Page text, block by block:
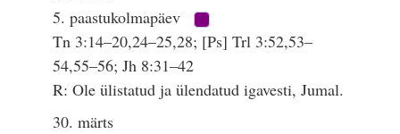
5. paastukolmapäev
Tn 3:14–20,24–25,28; [Ps] Trl 3:52,53–
54,55–56; Jh 8:31–42
R: Ole ülistatud ja ülendatud igavesti, Jumal.
30. märts